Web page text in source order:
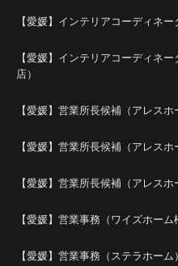
【愛媛】インテリアコーディネ
【愛媛】インテリアコーディネ
店）
【愛媛】営業所長候補（アレスホ
【愛媛】営業所長候補（アレスホ
【愛媛】営業所長候補（アレスホ
【愛媛】営業事務（ワイズホー
【愛媛】営業事務（ステラホー